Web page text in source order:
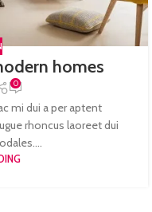
homes
0
mi dui a per aptent
rhoncus laoreet dui